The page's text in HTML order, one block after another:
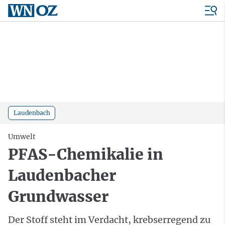
Laudenbach
Umwelt
PFAS-Chemikalie in
Laudenbacher
Grundwasser
Der Stoff steht im Verdacht, krebserregend zu